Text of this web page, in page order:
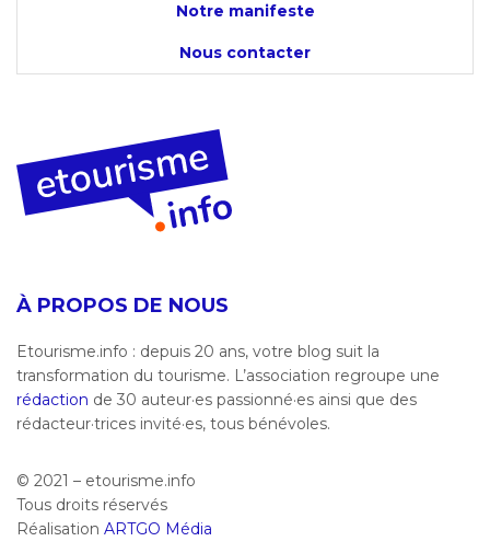
Notre manifeste
Nous contacter
À PROPOS DE NOUS
Etourisme.info : depuis 20 ans, votre blog suit la
transformation du tourisme. L’association regroupe une
rédaction de 30 auteur·es passionné·es ainsi que des
rédacteur·trices invité·es, tous bénévoles.
© 2021 – etourisme.info
Tous droits réservés
Réalisation ARTGO Média